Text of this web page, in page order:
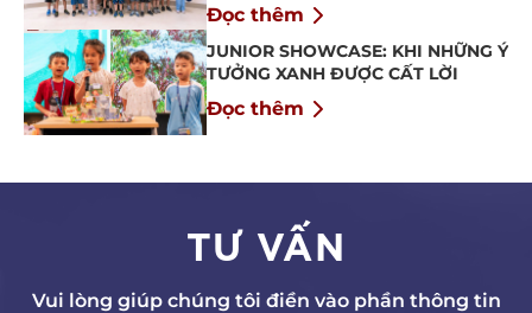
Đọc thêm
JUNIOR SHOWCASE: KHI NHỮNG Ý
TƯỞNG XANH ĐƯỢC CẤT LỜI
Đọc thêm
TƯ VẤN
Vui lòng giúp chúng tôi điền vào phần thông tin